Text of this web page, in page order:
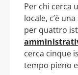
Per chi cerca
locale, c’è
per quattro
cerca cinque
tempo pieno